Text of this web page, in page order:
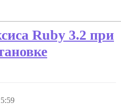
Ruby 3.2 при